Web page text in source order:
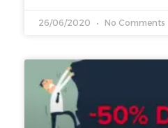
26/06/2020 No Comments